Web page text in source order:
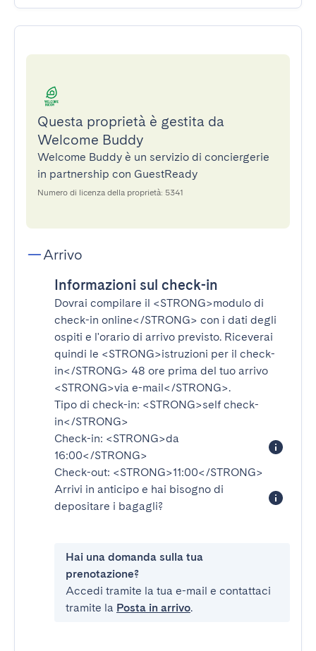
Questa proprietà è gestita da
Welcome Buddy
Welcome Buddy è un servizio di conciergerie
in partnership con GuestReady
Numero di licenza della proprietà: 5341
Arrivo
Informazioni sul check-in
Dovrai compilare il <STRONG>modulo di
check-in online</STRONG> con i dati degli
ospiti e l'orario di arrivo previsto. Riceverai
quindi le <STRONG>istruzioni per il check-
in</STRONG> 48 ore prima del tuo arrivo
<STRONG>via e-mail</STRONG>.
Tipo di check-in: <STRONG>self check-
in</STRONG>
Check-in: <STRONG>da
16:00</STRONG>
Check-out: <STRONG>11:00</STRONG>
Arrivi in anticipo e hai bisogno di
depositare i bagagli?
Hai una domanda sulla tua
prenotazione?
Accedi tramite la tua e-mail e contattaci
tramite la Posta in arrivo.